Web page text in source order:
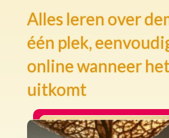
Alles leren over
één plek,
online wanneer
uitkomt